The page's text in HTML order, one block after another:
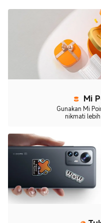
Mi
Gunakan Mi
nikmati